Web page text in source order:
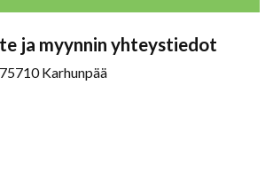
ja myynnin yhteystiedot
Karhunpää